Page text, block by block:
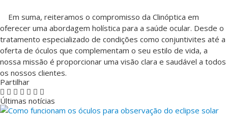
Em suma, reiteramos o compromisso da Clinóptica em
oferecer uma abordagem holística para a saúde ocular. Desde o
tratamento especializado de condições como conjuntivites até a
oferta de óculos que complementam o seu estilo de vida, a
nossa missão é proporcionar uma visão clara e saudável a todos
os nossos clientes.
Partilhar
Últimas notícias